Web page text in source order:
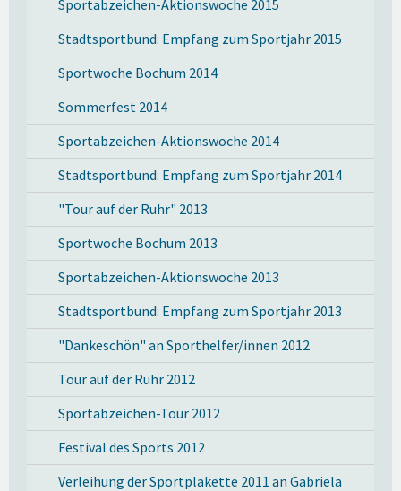
Sportabzeichen-Aktionswoche 2015
Stadtsportbund: Empfang zum Sportjahr 2015
Sportwoche Bochum 2014
Sommerfest 2014
Sportabzeichen-Aktionswoche 2014
Stadtsportbund: Empfang zum Sportjahr 2014
"Tour auf der Ruhr" 2013
Sportwoche Bochum 2013
Sportabzeichen-Aktionswoche 2013
Stadtsportbund: Empfang zum Sportjahr 2013
"Dankeschön" an Sporthelfer/innen 2012
Tour auf der Ruhr 2012
Sportabzeichen-Tour 2012
Festival des Sports 2012
Verleihung der Sportplakette 2011 an Gabriela